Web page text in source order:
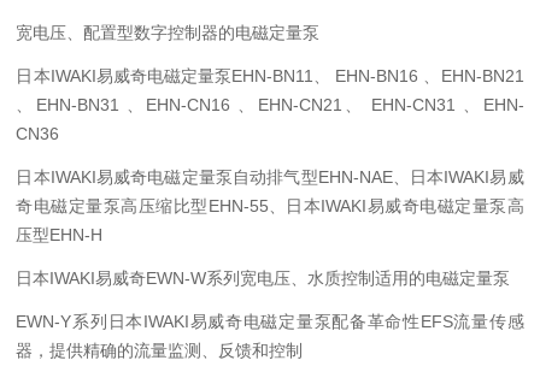
宽电压、配置型数字控制器的电磁定量泵
日本IWAKI易威奇电磁定量泵EHN-BN11、 EHN-BN16 、EHN-BN21
、EHN-BN31 、EHN-CN16 、EHN-CN21、 EHN-CN31 、EHN-
CN36
日本IWAKI易威奇电磁定量泵自动排气型EHN-NAE、日本IWAKI易威
奇电磁定量泵高压缩比型EHN-55、日本IWAKI易威奇电磁定量泵高
压型EHN-H
日本IWAKI易威奇EWN-W系列宽电压、水质控制适用的电磁定量泵
EWN-Y系列日本IWAKI易威奇电磁定量泵配备革命性EFS流量传感
器，提供精确的流量监测、反馈和控制